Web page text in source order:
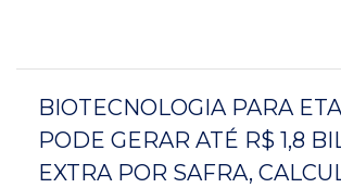
BIOTECNOLOGIA PARA
PODE GERAR ATÉ R$ 1,8
EXTRA POR SAFRA,